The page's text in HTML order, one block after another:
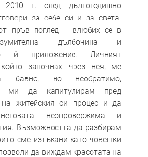
2010 г. след дългогодишно
за себе си и за света.
пръв поглед – влюбих се в
дълбочина и
й приложение. Личният
който започнах чрез нея, ме
бавно, но необратимо,
ми да капитулирам пред
на житейския си процес и да
неопровержима и
Възможността да разбирам
сме изтъкани като човешки
да виждам красотата на